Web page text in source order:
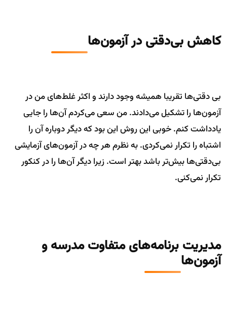
کاهش بی‌دقتی در آزمون‌ها
بی دقتی‌ها تقریبا همیشه وجود دارند و اکثر غلط‌های من در
آزمون‌ها را تشکیل می‌دادند. من سعی می‌کردم آن‌ها را جایی
یادداشت کنم. خوبی این روش این بود که دیگر دوباره آن را
اشتباه را تکرار نمی‌کردی. به نظرم هر چه در آزمون‌های آزمایشی
بی‌دقتی‌ها بیش‌تر باشد بهتر است. زیرا دیگر آن‌ها را در کنکور
تکرار نمی‌کنی.
مدیریت برنامه‌های متفاوت مدرسه و
آزمون‌ها